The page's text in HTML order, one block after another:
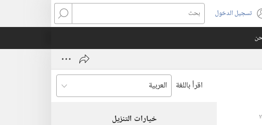
تسجيل الدخول
(يفتح
نافذة
بحث
اقرأ باللغة
خيارات التنزيل